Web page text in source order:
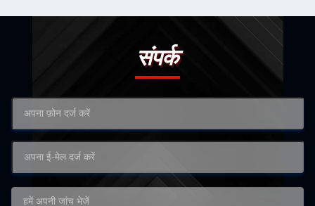
संपर्क